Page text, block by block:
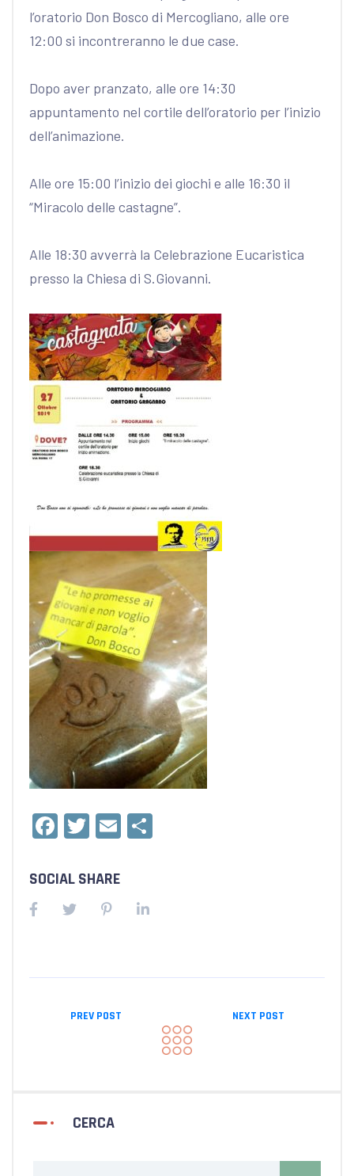
l’oratorio Don Bosco di Mercogliano, alle ore
12:00 si incontreranno le due case.
Dopo aver pranzato, alle ore 14:30
appuntamento nel cortile dell’oratorio per l’inizio
dell’animazione.
Alle ore 15:00 l’inizio dei giochi e alle 16:30 il
“Miracolo delle castagne”.
Alle 18:30 avverrà la Celebrazione Eucaristica
presso la Chiesa di S.Giovanni.
Facebook
Twitter
Email
SOCIAL SHARE
PREV POST NEXT POST
CERCA